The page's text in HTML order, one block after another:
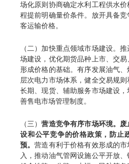
场化原则协商确定水利工程供水
程提前明确量价条件。放开具备
客运输价格。
（二）加快重点领域市场建设。
场建设，优化期货品种上市、交
形成价格的基础。有序发展油气
层次电力市场体系，健全交易规
长期、现货、辅助服务市场建设
善售电市场管理制度。
（三）营造竞争有序市场环境。
设和公平竞争的价格政策，防止
预。营造有利于价格有效形成的
入，推动油气管网设施公平开放